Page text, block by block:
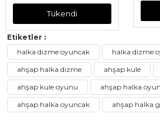
Tükendi
Etiketler :
halka dizme oyuncak
halka dizme
ahşap halka dizme
ahşap kule
ahşap kule oyunu
ahşap halka
ahşap halka oyuncak
ahşap halka